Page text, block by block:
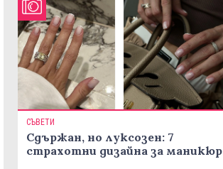
СЪВЕТИ
Сдържан, но луксозен: 7
страхотни дизайна за маникюр